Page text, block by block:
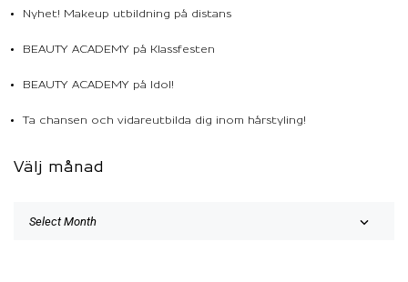
Nyhet! Makeup utbildning på distans
BEAUTY ACADEMY på Klassfesten
BEAUTY ACADEMY på Idol!
Ta chansen och vidareutbilda dig inom hårstyling!
Välj månad